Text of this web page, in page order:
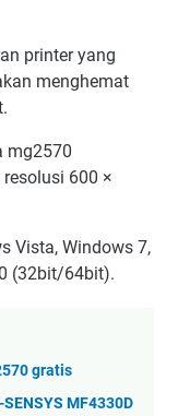
printer yang
menghemat
mg2570
600 ×
Vista, Windows 7,
(32bit/64bit).
gratis
MF4330D